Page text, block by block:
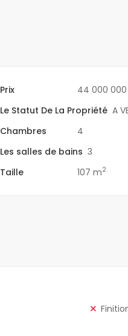
Prix 44 000 000
Le Statut De La Propriété A
Chambres
4
Les salles de bains 3
Taille 107 m2